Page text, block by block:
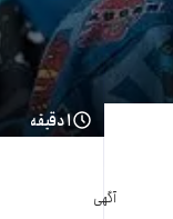
۱ دقیقه
آگهی